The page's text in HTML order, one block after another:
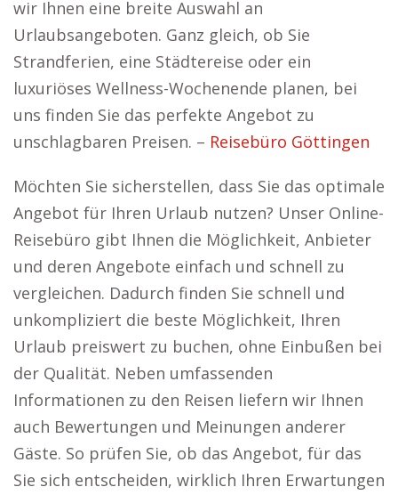
wir Ihnen eine breite Auswahl an
Urlaubsangeboten. Ganz gleich, ob Sie
Strandferien, eine Städtereise oder ein
luxuriöses Wellness-Wochenende planen, bei
uns finden Sie das perfekte Angebot zu
unschlagbaren Preisen. – Reisebüro Göttingen
Möchten Sie sicherstellen, dass Sie das optimale
Angebot für Ihren Urlaub nutzen? Unser Online-
Reisebüro gibt Ihnen die Möglichkeit, Anbieter
und deren Angebote einfach und schnell zu
vergleichen. Dadurch finden Sie schnell und
unkompliziert die beste Möglichkeit, Ihren
Urlaub preiswert zu buchen, ohne Einbußen bei
der Qualität. Neben umfassenden
Informationen zu den Reisen liefern wir Ihnen
auch Bewertungen und Meinungen anderer
Gäste. So prüfen Sie, ob das Angebot, für das
Sie sich entscheiden, wirklich Ihren Erwartungen